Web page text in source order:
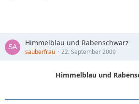
Himmelblau und Rabenschwarz
sauberfrau 22. September 2009
Himmelblau und